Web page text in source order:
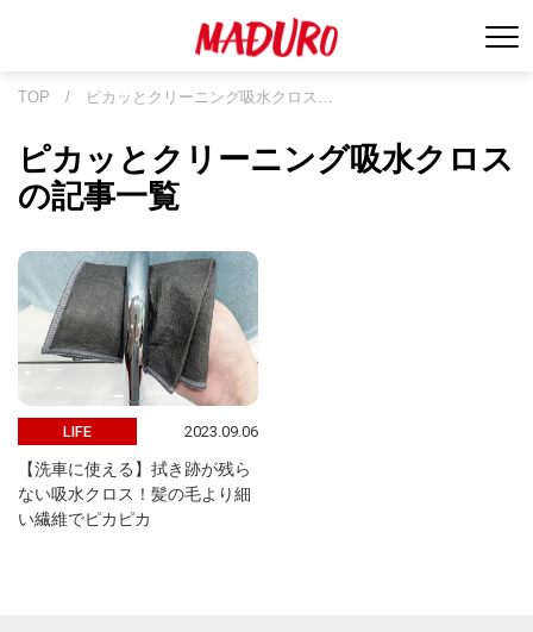
TOP / ピカッとクリーニング吸水クロス…
ピカッとクリーニング吸水クロス
の記事一覧
LIFE 2023.09.06
【洗車に使える】拭き跡が残ら
ない吸水クロス！髪の毛より細
い繊維でピカピカ